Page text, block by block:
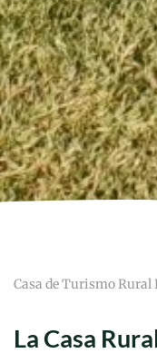
Casa de Turismo Rural
La Casa